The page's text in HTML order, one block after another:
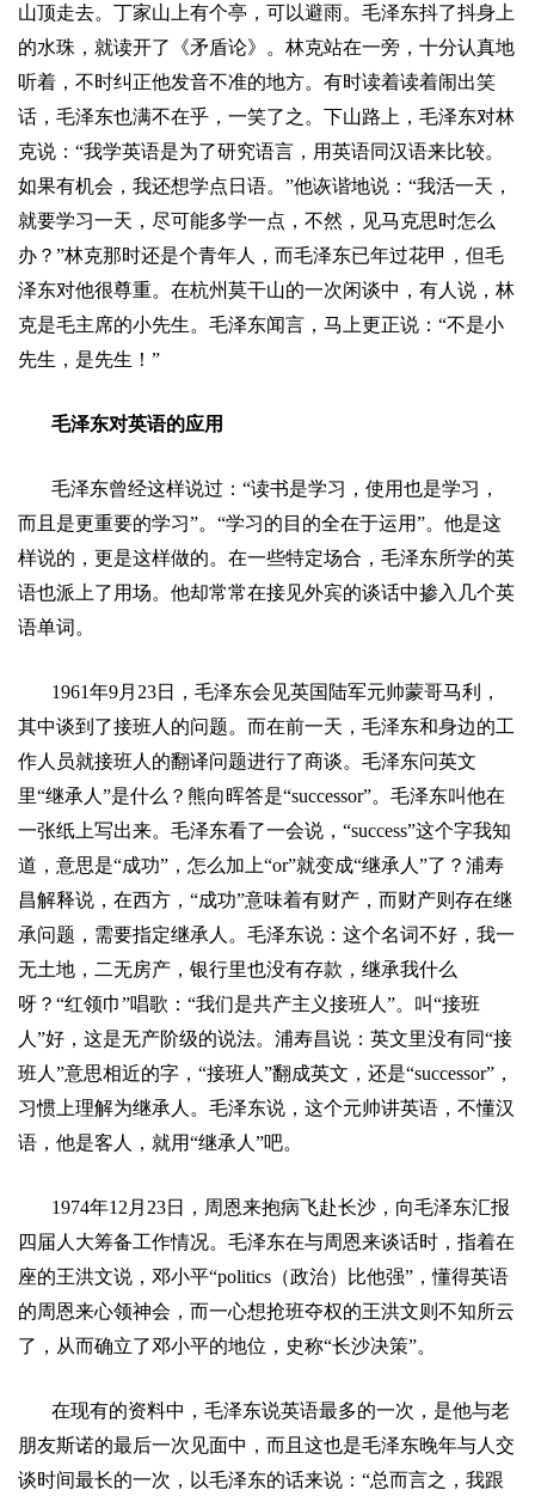
山顶走去。丁家山上有个亭，可以避雨。毛泽东抖了抖身上
的水珠，就读开了《矛盾论》。林克站在一旁，十分认真地
听着，不时纠正他发音不准的地方。有时读着读着闹出笑
话，毛泽东也满不在乎，一笑了之。下山路上，毛泽东对林
克说： “我学英语是为了研究语言，用英语同汉语来比较。
如果有机会，我还想学点日语。 ”他诙谐地说： “我活一天，
就要学习一天，尽可能多学一点，不然，见马克思时怎么
办？ ”林克那时还是个青年人，而毛泽东已年过花甲，但毛
泽东对他很尊重。在杭州莫干山的一次闲谈中，有人说，林
克是毛主席的小先生。毛泽东闻言，马上更正说： “不是小
先生，是先生！ ”
毛泽东对英语的应用
毛泽东曾经这样说过： “读书是学习，使用也是学习，
而且是更重要的学习”。 “学习的目的全在于运用”。他是这
样说的，更是这样做的。在一些特定场合，毛泽东所学的英
语也派上了用场。他却常常在接见外宾的谈话中掺入几个英
语单词。
1961年9月 23日
，毛泽东会见英国陆军元帅蒙哥马利，
其中谈到了接班人的问题。而在前一天，毛泽东和身边的工
作人员就接班人的翻译问题进行了商谈。毛泽东问英文
里“继承人 ”是什么？熊向晖答是“successor”。毛泽东叫他在
一张纸上写出来。毛泽东看了一会说， “success”这个字我知
道，意思是“成功” ，怎么加上“or”就变成“继承人 ”了？浦寿
昌解释说，在西方， “成功”意味着有财产，而财产则存在继
承问题，需要指定继承人。毛泽东说：这个名词不好，我一
无土地，二无房产，银行里也没有存款，继承我什么
呀？ “红领巾”唱歌： “我们是共产主义接班人 ”。叫“接班
人 ”好，这是无产阶级的说法。浦寿昌说：英文里没有同“接
班人 ”意思相近的字， “接班人 ”翻成英文，还是“successor” ，
习惯上理解为继承人。毛泽东说，这个元帅讲英语，不懂汉
语，他是客人，就用“继承人 ”吧。
1974年12 月 23日
，周恩来抱病飞赴长沙，向毛泽东汇报
四届人大筹备工作情况。毛泽东在与周恩来谈话时，指着在
座的王洪文说，邓小平“politics （政治）比他强” ，懂得英语
的周恩来心领神会，而一心想抢班夺权的王洪文则不知所云
了，从而确立了邓小平的地位，史称“长沙决策”。
在现有的资料中，毛泽东说英语最多的一次，是他与老
朋友斯诺的最后一次见面中，而且这也是毛泽东晚年与人交
谈时间最长的一次，以毛泽东的话来说： “总而言之，我跟